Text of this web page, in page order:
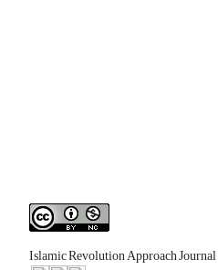
Islamic Revolution Approach Journal